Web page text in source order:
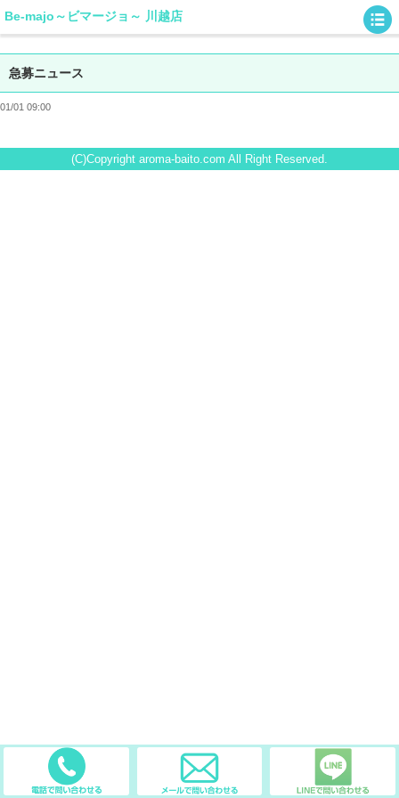
Be-majo～ビマージョ～ 川越店
急募ニュース
01/01 09:00
(C)Copyright aroma-baito.com All Right Reserved.